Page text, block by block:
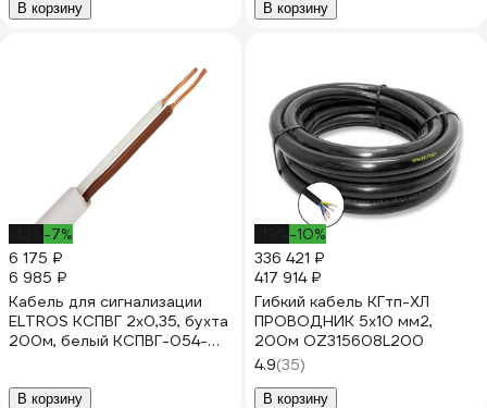
В корзину В корзину
-7%
6 175 ₽
6 985 ₽
Кабель для сигнализации
ELTROS КСПВГ 2x0,35, бухта
200м, белый КСПВГ-054-
В корзину
-10%
336 421 ₽
417 914 ₽
Гибкий кабель КГтп-ХЛ
ПРОВОДНИК 5x10 мм2,
200м OZ315608L200
4.9(35)
В корзину